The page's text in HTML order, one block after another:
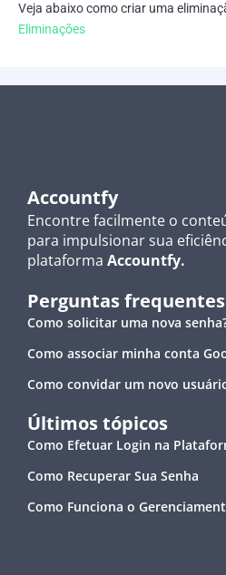
Veja abaixo como criar uma
Eliminações
Accountfy
Encontre facilmente o
para impulsionar sua
plataforma Accountfy.
Perguntas frequentes
Como solicitar uma nova
Como associar minha conta
Como convidar um novo
Últimos tópicos
Como Efetuar Login na
Como Recuperar Sua Senha
Como Funciona o